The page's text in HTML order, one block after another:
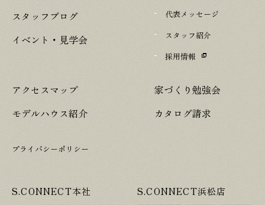
スタッフブログ
イベント・見学会
代表メッセージ
スタッフ紹介
採用情報
アクセスマップ
モデルハウス紹介
家づくり勉強会
カタログ請求
プライバシーポリシー
S.CONNECT本社 S.CONNECT浜松店